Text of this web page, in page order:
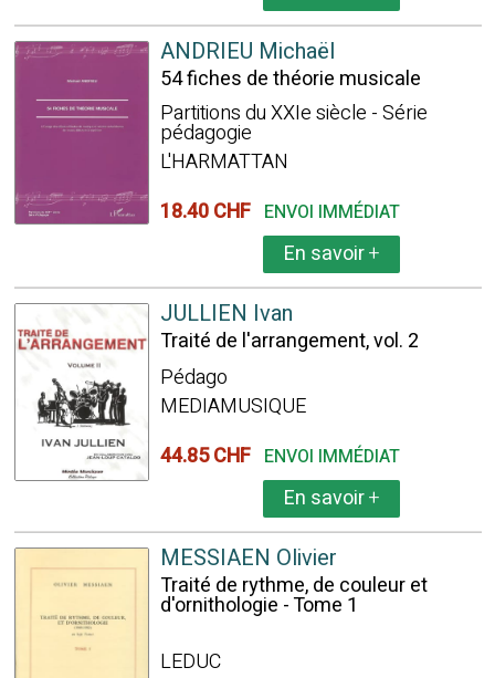
ANDRIEU Michaël
54 fiches de théorie musicale
Partitions du XXIe siècle - Série
pédagogie
L'HARMATTAN
18.40 CHF ENVOI IMMÉDIAT
En savoir+
JULLIEN Ivan
Traité de l'arrangement, vol. 2
Pédago
MEDIAMUSIQUE
44.85 CHF ENVOI IMMÉDIAT
En savoir+
MESSIAEN Olivier
Traité de rythme, de couleur et
d'ornithologie - Tome 1
LEDUC